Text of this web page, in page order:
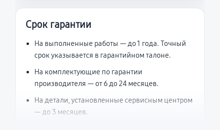
Срок гарантии
На выполненные работы — до 1 года. Точный
срок указывается в гарантийном талоне.
На комплектующие по гарантии
производителя — от 6 до 24 месяцев.
На детали, установленные сервисным центром
— до 3 месяцев.